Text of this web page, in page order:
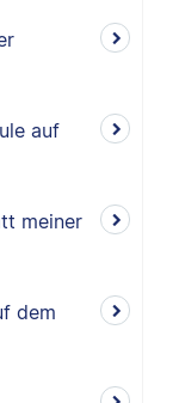
auf
meiner
dem